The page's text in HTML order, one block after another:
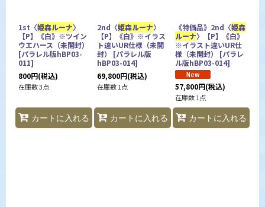
1st〈姫森ルーナ〉
【P】《白》※ツイン
ウエハース（未開封）
[パラレル版hBP03-
011]
800円(税込)
在庫数 3点
カートに入れる
2nd〈姫森ルーナ〉
【P】《白》※イラス
ト違いUR仕様（未開
封）
[パラレル版
hBP03-014]
69,800円(税込)
在庫数 1点
カートに入れる
《特価品》2nd〈姫森
ルーナ〉【P】《白》
※イラスト違いUR仕
様（未開封）
[パラレ
ル版hBP03-014]
57,800円(税込)
在庫数 1点
カートに入れる